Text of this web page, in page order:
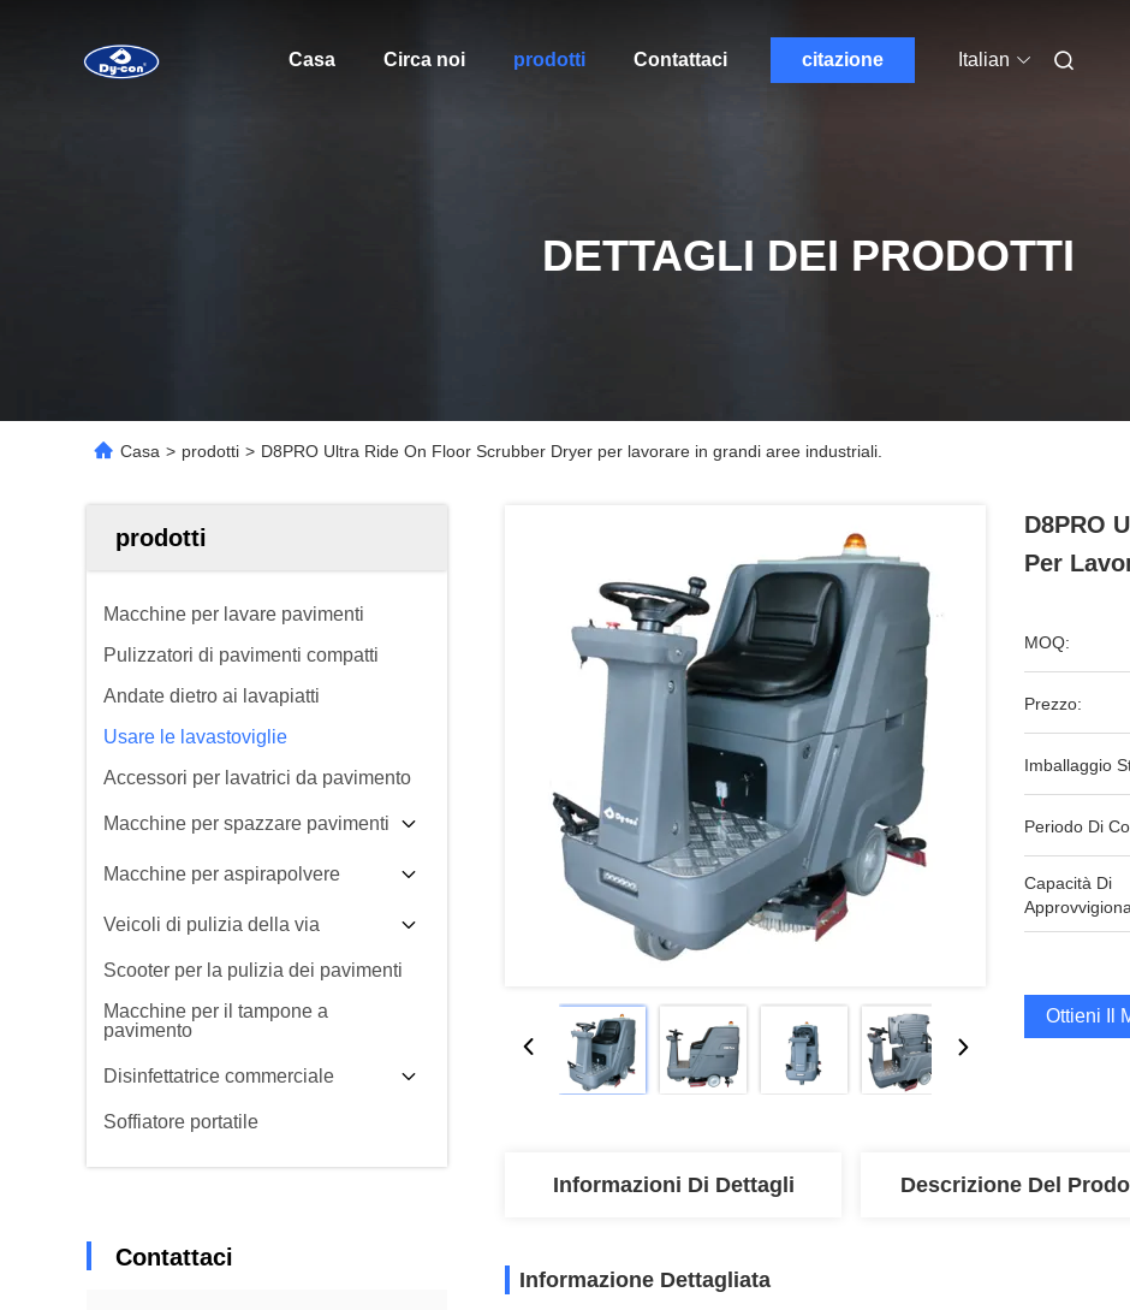
Casa Circa noi prodotti Contattaci citazione Italian
DETTAGLI DEI PRODOTTI
Casa > prodotti > D8PRO Ultra Ride On Floor Scrubber Dryer per lavorare in grandi aree industriali.
prodotti
Macchine per lavare pavimenti
Pulizzatori di pavimenti compatti
Andate dietro ai lavapiatti
Usare le lavastoviglie
Accessori per lavatrici da pavimento
Macchine per spazzare pavimenti
Macchine per aspirapolvere
Veicoli di pulizia della via
Scooter per la pulizia dei pavimenti
Macchine per il tampone a
pavimento
Disinfettatrice commerciale
Soffiatore portatile
Contattaci
D8PRO
Per
MOQ:
Prezzo:
Imballaggio
Periodo Di
Capacità Di
Ottieni Il
Informazioni Di Dettagli Descrizione Del
Informazione Dettagliata